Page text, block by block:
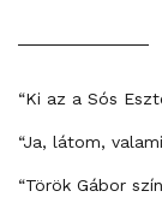
“Ki az a Sós
“Ja, látom,
“Török Gábor